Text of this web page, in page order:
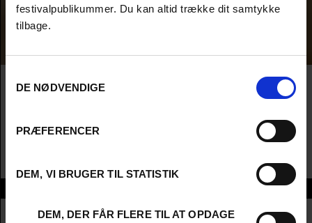
festivalpublikummer. Du kan altid trække dit samtykke
tilbage.
DE NØDVENDIGE
PRÆFERENCER
DEM, VI BRUGER TIL STATISTIK
DEM, DER FÅR FLERE TIL AT OPDAGE
ARTISTS & AUTEURS
CORE MEMORY + YOU ARE CLOSER TO
NEXT DOOR NEIGHBOURS + FINALE
Engelsk Titel
Core Memory